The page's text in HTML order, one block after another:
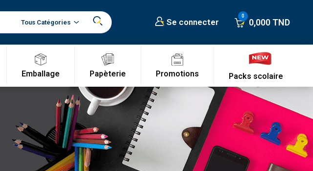
Se connecter 0,000 TND
Emballage Papèterie Promotions Packs scolaire